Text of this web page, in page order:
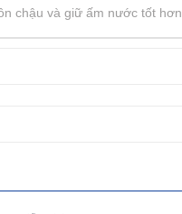
chậu và giữ ấm nước tốt hơn.